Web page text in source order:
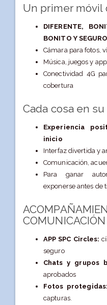
Un primer móvil
DIFERENTE,
BONITO Y SEGURO
Cámara para fotos,
Música, juegos y
Conectividad 4G
cobertura
Cada cosa en
Experiencia
inicio
Interfaz divertida y
Comunicación,
Para ganar
exponerse antes de
APP SPC Circles:
seguro
Chats y grupos
aprobados
Fotos protegidas:
capturas.